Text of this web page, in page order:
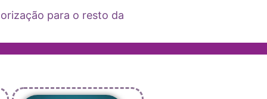
para o resto da